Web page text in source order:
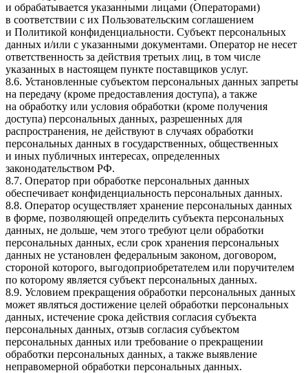
и обрабатывается указанными лицами (Операторами)
в соответствии с их Пользовательским соглашением
и Политикой конфиденциальности. Субъект персональных
данных и/или с указанными документами. Оператор не несет
ответственность за действия третьих лиц, в том числе
указанных в настоящем пункте поставщиков услуг.
8.6. Установленные субъектом персональных данных запреты
на передачу (кроме предоставления доступа), а также
на обработку или условия обработки (кроме получения
доступа) персональных данных, разрешенных для
распространения, не действуют в случаях обработки
персональных данных в государственных, общественных
и иных публичных интересах, определенных
законодательством РФ.
8.7. Оператор при обработке персональных данных
обеспечивает конфиденциальность персональных данных.
8.8. Оператор осуществляет хранение персональных данных
в форме, позволяющей определить субъекта персональных
данных, не дольше, чем этого требуют цели обработки
персональных данных, если срок хранения персональных
данных не установлен федеральным законом, договором,
стороной которого, выгодоприобретателем или поручителем
по которому является субъект персональных данных.
8.9. Условием прекращения обработки персональных данных
может являться достижение целей обработки персональных
данных, истечение срока действия согласия субъекта
персональных данных, отзыв согласия субъектом
персональных данных или требование о прекращении
обработки персональных данных, а также выявление
неправомерной обработки персональных данных.